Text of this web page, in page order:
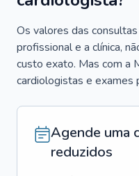
Os valores das
profissional e a clínica,
custo exato. Mas com a
cardiologistas e exames
Agende uma
reduzidos